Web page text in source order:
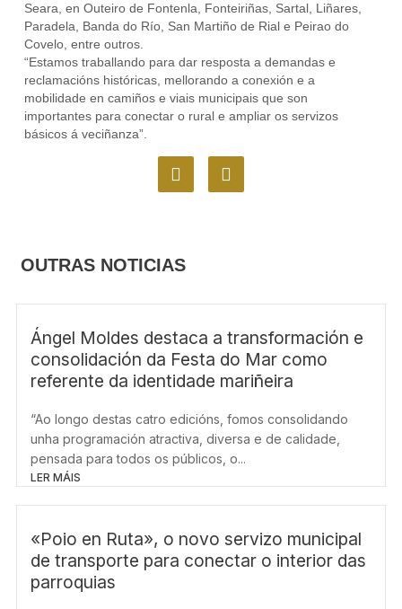
Seara, en Outeiro de Fontenla, Fonteiriñas, Sartal, Liñares,
Paradela, Banda do Río, San Martiño de Rial e Peirao do
Covelo, entre outros.
“Estamos traballando para dar resposta a demandas e
reclamacións históricas, mellorando a conexión e a
mobilidade en camiños e viais municipais que son
importantes para conectar o rural e ampliar os servizos
básicos á veciñanza”.
F
a
o
o
I
n
m
OUTRAS NOTICIAS
Ángel Moldes destaca a transformación e
consolidación da Festa do Mar como
referente da identidade mariñeira
“Ao longo destas catro edicións, fomos consolidando
unha programación atractiva, diversa e de calidade,
pensada para todos os públicos, o...
LER MÁIS
«Poio en Ruta», o novo servizo municipal
de transporte para conectar o interior das
parroquias